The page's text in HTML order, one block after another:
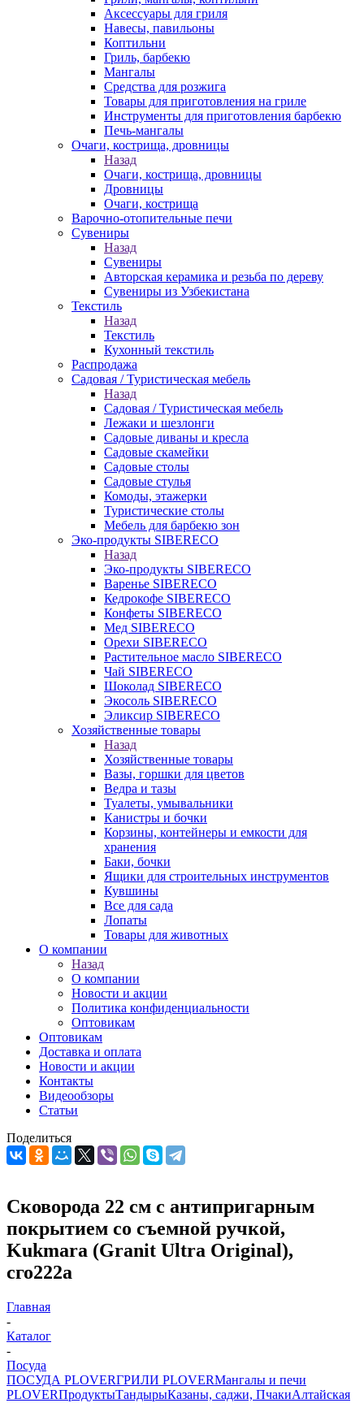
Аксессуары для гриля
Навесы, павильоны
Коптильни
Гриль, барбекю
Мангалы
Средства для розжига
Товары для приготовления на гриле
Инструменты для приготовления барбекю
Печь-мангалы
Очаги, кострища, дровницы
Назад
Очаги, кострища, дровницы
Дровницы
Очаги, кострища
Варочно-отопительные печи
Сувениры
Назад
Сувениры
Авторская керамика и резьба по дереву
Сувениры из Узбекистана
Текстиль
Назад
Текстиль
Кухонный текстиль
Распродажа
Садовая / Туристическая мебель
Назад
Садовая / Туристическая мебель
Лежаки и шезлонги
Садовые диваны и кресла
Садовые скамейки
Садовые столы
Садовые стулья
Комоды, этажерки
Туристические столы
Мебель для барбекю зон
Эко-продукты SIBERECO
Назад
Эко-продукты SIBERECO
Варенье SIBERECO
Кедрокофе SIBERECO
Конфеты SIBERECO
Мед SIBERECO
Орехи SIBERECO
Растительное масло SIBERECO
Чай SIBERECO
Шоколад SIBERECO
Экосоль SIBERECO
Эликсир SIBERECO
Хозяйственные товары
Назад
Хозяйственные товары
Вазы, горшки для цветов
Ведра и тазы
Туалеты, умывальники
Канистры и бочки
Корзины, контейнеры и емкости для
хранения
Баки, бочки
Ящики для строительных инструментов
Кувшины
Все для сада
Лопаты
Товары для животных
О компании
Назад
О компании
Новости и акции
Политика конфиденциальности
Оптовикам
Оптовикам
Доставка и оплата
Новости и акции
Контакты
Видеообзоры
Статьи
Поделиться
Сковорода 22 см с антипригарным
покрытием со съемной ручкой,
Kukmara (Granit Ultra Original),
сго222а
Главная
-
Каталог
-
Посуда
ПОСУДА PLOVERГРИЛИ PLOVERМангалы и печи
PLOVERПродуктыТандырыКазаны, саджи, ПчакиАлтайская